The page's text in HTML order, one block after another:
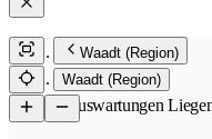
Waadt (Region)
Waadt (Region)
/Hauswartungen